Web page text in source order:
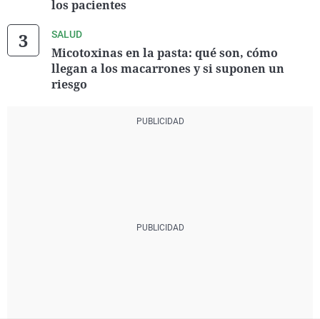
los pacientes
SALUD
Micotoxinas en la pasta: qué son, cómo
llegan a los macarrones y si suponen un
riesgo